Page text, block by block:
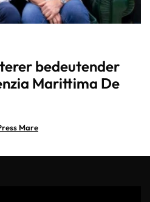
bedeutender
Marittima De
Mare